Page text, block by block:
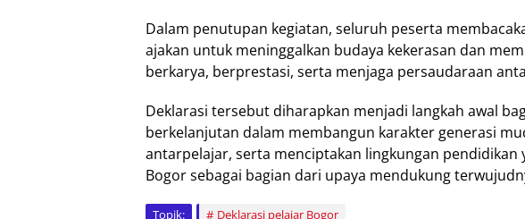
Dalam penutupan kegiatan, seluruh peserta
ajakan untuk meninggalkan budaya kekerasan dan
berkarya, berprestasi, serta menjaga persaudaraan
Deklarasi tersebut diharapkan menjadi langkah awal
berkelanjutan dalam membangun karakter generasi
antarpelajar, serta menciptakan lingkungan pendidikan
Bogor sebagai bagian dari upaya mendukung
Topik: Deklarasi pelajar Bogor